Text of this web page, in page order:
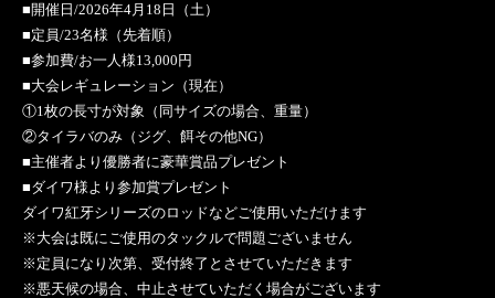
■開催日/2026年4月18日（土）
■定員/23名様（先着順）
■参加費/お一人様13,000円
■大会レギュレーション（現在）
①1枚の長寸が対象（同サイズの場合、重量）
②タイラバのみ（ジグ、餌その他NG）
■主催者より優勝者に豪華賞品プレゼント
■ダイワ様より参加賞プレゼント
ダイワ紅牙シリーズのロッドなどご使用いただけます
※大会は既にご使用のタックルで問題ございません
※定員になり次第、受付終了とさせていただきます
※悪天候の場合、中止させていただく場合がございます